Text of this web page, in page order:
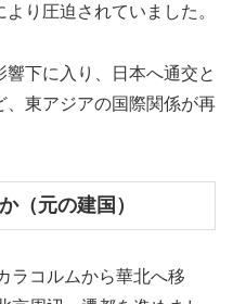
り圧迫されていました。
下に入り、日本へ通交と
、東アジアの国際関係が再
（元の建国）
ラコルムから華北へ移